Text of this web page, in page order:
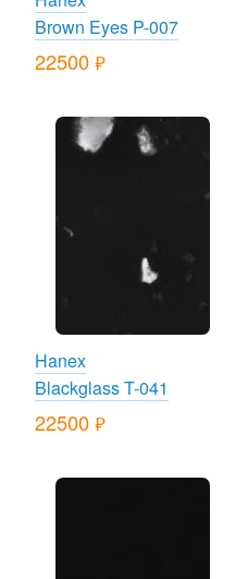
Brown Eyes P-007
22500руб.
Hanex
Blackglass T-041
22500руб.